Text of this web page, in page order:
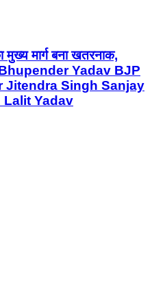
मुख्य मार्ग बना खतरनाक,
Bhupender Yadav BJP
Jitendra Singh Sanjay
Lalit Yadav